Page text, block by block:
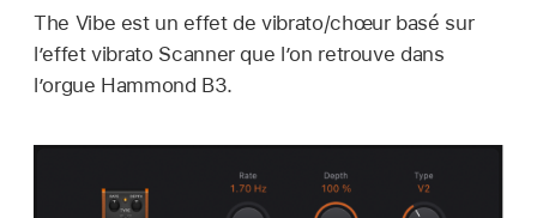
The Vibe est un effet de vibrato/chœur basé sur
l’effet vibrato Scanner que l’on retrouve dans
l’orgue Hammond B3.